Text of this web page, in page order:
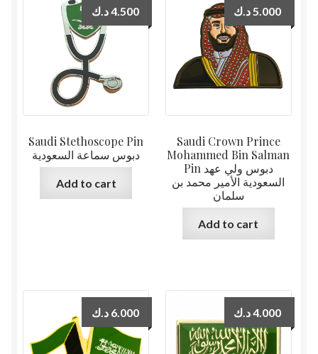
Saudi Stethoscope Pin
دبوس سماعة السعودية
4.500د.ك
Add to cart
Saudi Crown Prince
Mohammed Bin Salman
Pin دبوس ولي عهد
السعودية الأمير محمد بن
سلمان
5.000 د.ك
Add to cart
6.000 د.ك 4.000د.ك